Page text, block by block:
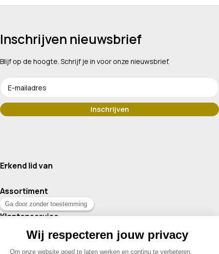
Inschrijven nieuwsbrief
Blijf op de hoogte. Schrijf je in voor onze nieuwsbrief.
Erkend lid van
Assortiment
Klantenservice
Contact